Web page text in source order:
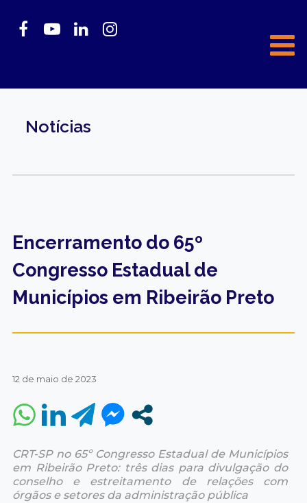
Notícias
Encerramento do 65º
Congresso Estadual de
Municípios em Ribeirão Preto
12 de maio de 2023
CRT-SP no 65º Congresso Estadual de Municípios
em Ribeirão Preto: três dias para divulgação do
conselho e estreitamento de relações com
órgãos e setores da administração pública